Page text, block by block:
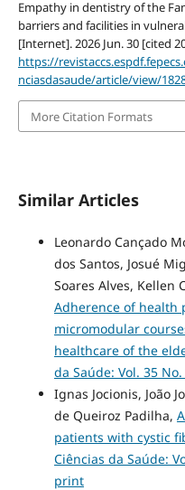
Empathy in dentistry of the
barriers and facilities in
[Internet]. 2026 Jun. 30 [cited
https://
nciasdasaude/article/view/
More Citation Formats
Similar Articles
Leonardo Cançado
dos Santos, Josué
Soares Alves, Kellen
Adherence of health
micromodular
healthcare of the
da Saúde: Vol. 35
Ignas Jocionis, João
de Queiroz Padilha,
patients with cystic
Ciências da Saúde:
print